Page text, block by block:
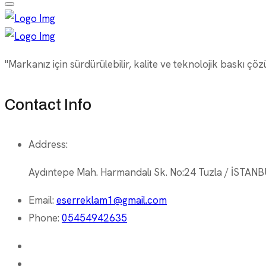
"Markanız için sürdürülebilir, kalite ve teknolojik baskı
Contact Info
Address:
Aydıntepe Mah. Harmandalı Sk. No:24 Tuzla /
Email: eserreklam1@gmail.com
Phone: 05454942635